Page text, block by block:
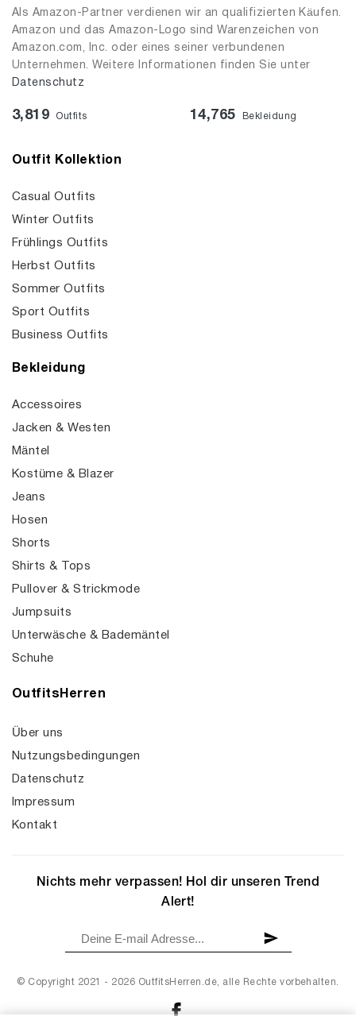
Als Amazon-Partner verdienen wir an qualifizierten Käufen.
Amazon und das Amazon-Logo sind Warenzeichen von
Amazon.com, Inc. oder eines seiner verbundenen
Unternehmen. Weitere Informationen finden Sie unter
Datenschutz
3,819 Outfits 14,765 Bekleidung
Outfit Kollektion
Casual Outfits
Winter Outfits
Frühlings Outfits
Herbst Outfits
Sommer Outfits
Sport Outfits
Business Outfits
Bekleidung
Accessoires
Jacken & Westen
Mäntel
Kostüme & Blazer
Jeans
Hosen
Shorts
Shirts & Tops
Pullover & Strickmode
Jumpsuits
Unterwäsche & Bademäntel
Schuhe
OutfitsHerren
Über uns
Nutzungsbedingungen
Datenschutz
Impressum
Kontakt
© Copyright 2021 - 2026 OutfitsHerren.de, alle Rechte vorbehalten.
Nichts mehr verpassen! Hol dir unseren Trend
Alert!